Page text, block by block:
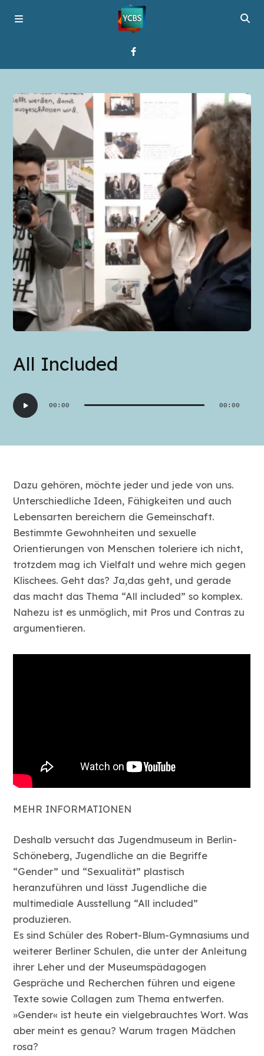
Programme
Über YCBS
Media Bridges
All Included
Audio-
Player
00:00 00:00
Dazu gehören, möchte jeder und jede von uns.
Unterschiedliche Ideen, Fähigkeiten und auch
Lebensarten bereichern die Gemeinschaft.
Bestimmte Gewohnheiten und sexuelle
Orientierungen von Menschen toleriere ich nicht,
trotzdem mag ich Vielfalt und wehre mich gegen
Klischees. Geht das? Ja,das geht, und gerade
das macht das Thema “All included” so komplex.
Nahezu ist es unmöglich, mit Pros und Contras zu
argumentieren.
MEHR INFORMATIONEN
Deshalb versucht das Jugendmuseum in Berlin-
Schöneberg, Jugendliche an die Begriffe
“Gender” und “Sexualität” plastisch
heranzuführen und lässt Jugendliche die
multimediale Ausstellung “All included”
produzieren.
Es sind Schüler des Robert-Blum-Gymnasiums und
weiterer Berliner Schulen, die unter der Anleitung
ihrer Leher und der Museumspädagogen
Gespräche und Recherchen führen und eigene
Texte sowie Collagen zum Thema entwerfen.
»Gender« ist heute ein vielgebrauchtes Wort. Was
aber meint es genau? Warum tragen Mädchen
rosa?